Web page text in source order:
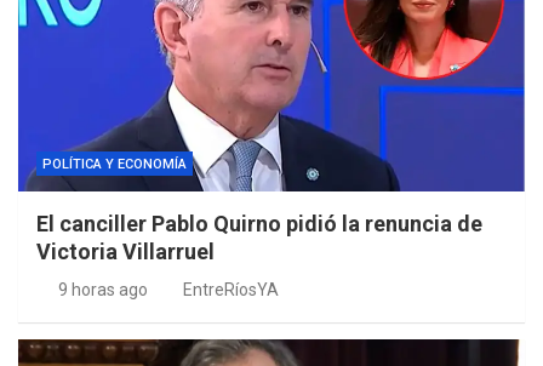
POLÍTICA Y ECONOMÍA
El canciller Pablo Quirno pidió la renuncia de
Victoria Villarruel
9 horas ago EntreRíosYA